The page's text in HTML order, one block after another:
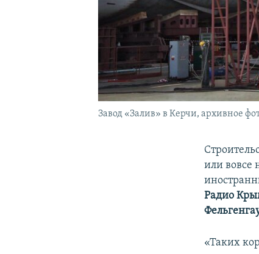
Завод «Залив» в Керчи, архивное
или вовсе
Радио
«Таких